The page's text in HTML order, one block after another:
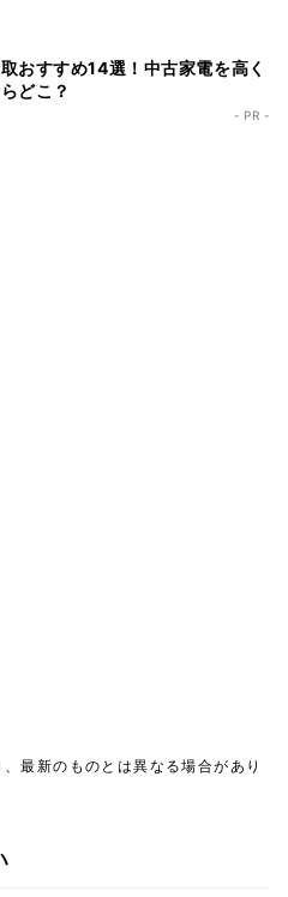
おすすめ14選！中古家電を高く
どこ？
- PR -
最新のものとは異なる場合があり